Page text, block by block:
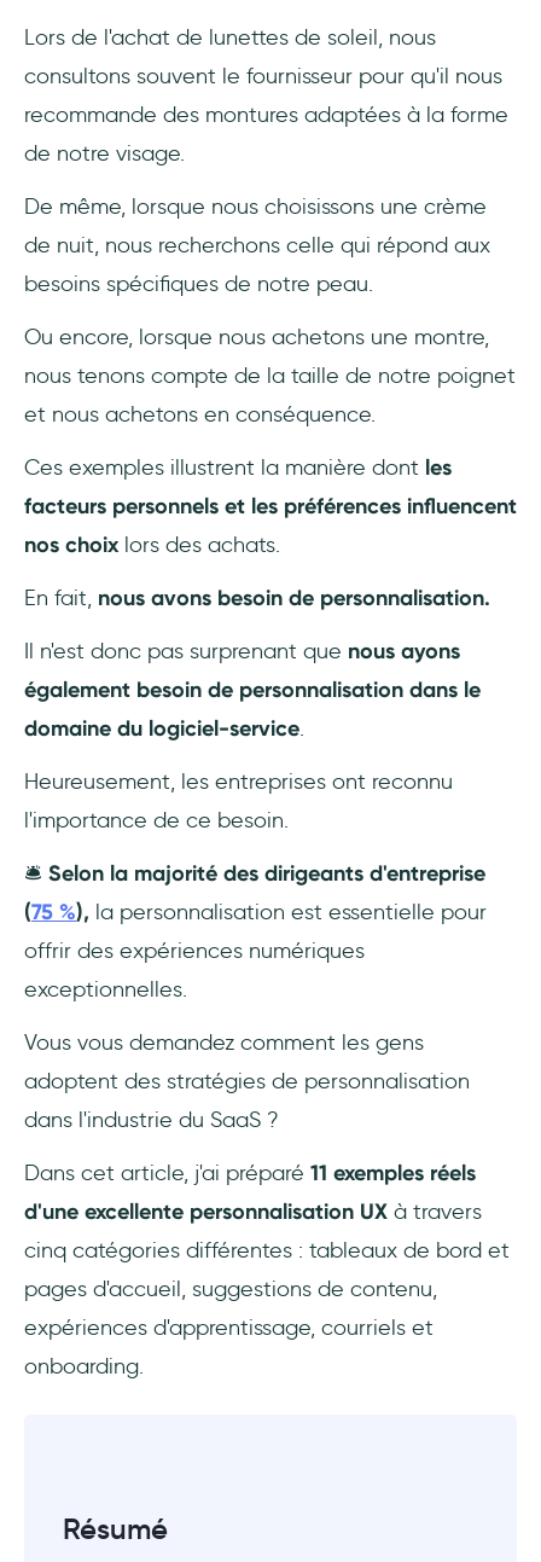
Conclusion
Quel est un exemple de stratégie de
Comment créer une expérience
d'onboarding personnalisée ?
Lors de l'achat de lunettes de soleil, nous
consultons souvent le fournisseur pour qu'il nous
recommande des montures adaptées à la forme
de notre visage.
De même, lorsque nous choisissons une crème
de nuit, nous recherchons celle qui répond aux
besoins spécifiques de notre peau.
Ou encore, lorsque nous achetons une montre,
nous tenons compte de la taille de notre poignet
et nous achetons en conséquence.
Ces exemples illustrent la manière dont les
facteurs personnels et les préférences influencent
nos choix lors des achats.
En fait, nous avons besoin de personnalisation.
Il n'est donc pas surprenant que nous ayons
également besoin de personnalisation dans le
domaine du logiciel-service.
Heureusement, les entreprises ont reconnu
l'importance de ce besoin.
🛎️ Selon la majorité des dirigeants d'entreprise
(75 %), la personnalisation est essentielle pour
offrir des expériences numériques
exceptionnelles.
Vous vous demandez comment les gens
adoptent des stratégies de personnalisation
dans l'industrie du SaaS ?
Dans cet article, j'ai préparé 11 exemples réels
d'une excellente personnalisation UX à travers
cinq catégories différentes : tableaux de bord et
pages d'accueil, suggestions de contenu,
expériences d'apprentissage, courriels et
onboarding.
Résumé